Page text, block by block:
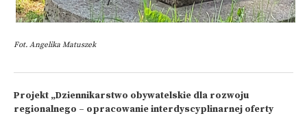
Fot. Angelika Matuszek
Projekt „Dziennikarstwo obywatelskie dla rozwoju
regionalnego – opracowanie interdyscyplinarnej oferty